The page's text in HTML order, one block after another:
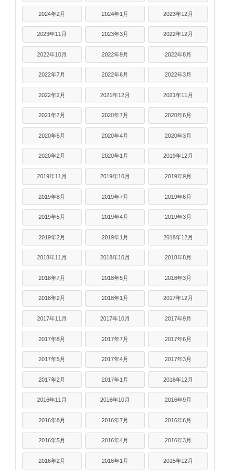
2024年2月 2024年1月 2023年12月
2023年11月 2023年3月 2022年12月
2022年10月 2022年9月 2022年8月
2022年7月 2022年6月 2022年3月
2022年2月 2021年12月 2021年11月
2021年7月 2020年7月 2020年6月
2020年5月 2020年4月 2020年3月
2020年2月 2020年1月 2019年12月
2019年11月 2019年10月 2019年9月
2019年8月 2019年7月 2019年6月
2019年5月 2019年4月 2019年3月
2019年2月 2019年1月 2018年12月
2018年11月 2018年10月 2018年8月
2018年7月 2018年5月 2018年3月
2018年2月 2018年1月 2017年12月
2017年11月 2017年10月 2017年9月
2017年8月 2017年7月 2017年6月
2017年5月 2017年4月 2017年3月
2017年2月 2017年1月 2016年12月
2016年11月 2016年10月 2016年9月
2016年8月 2016年7月 2016年6月
2016年5月 2016年4月 2016年3月
2016年2月 2016年1月 2015年12月